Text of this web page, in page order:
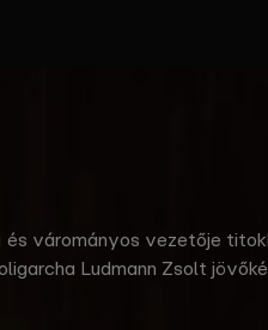
és várományos vezetője
Ludmann Zsolt
Dóra főszereplésével.